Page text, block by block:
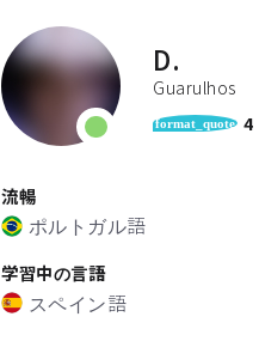
D.
Guarulhos
format_quote 4
流暢
ポルトガル語
学習中の言語
スペイン語